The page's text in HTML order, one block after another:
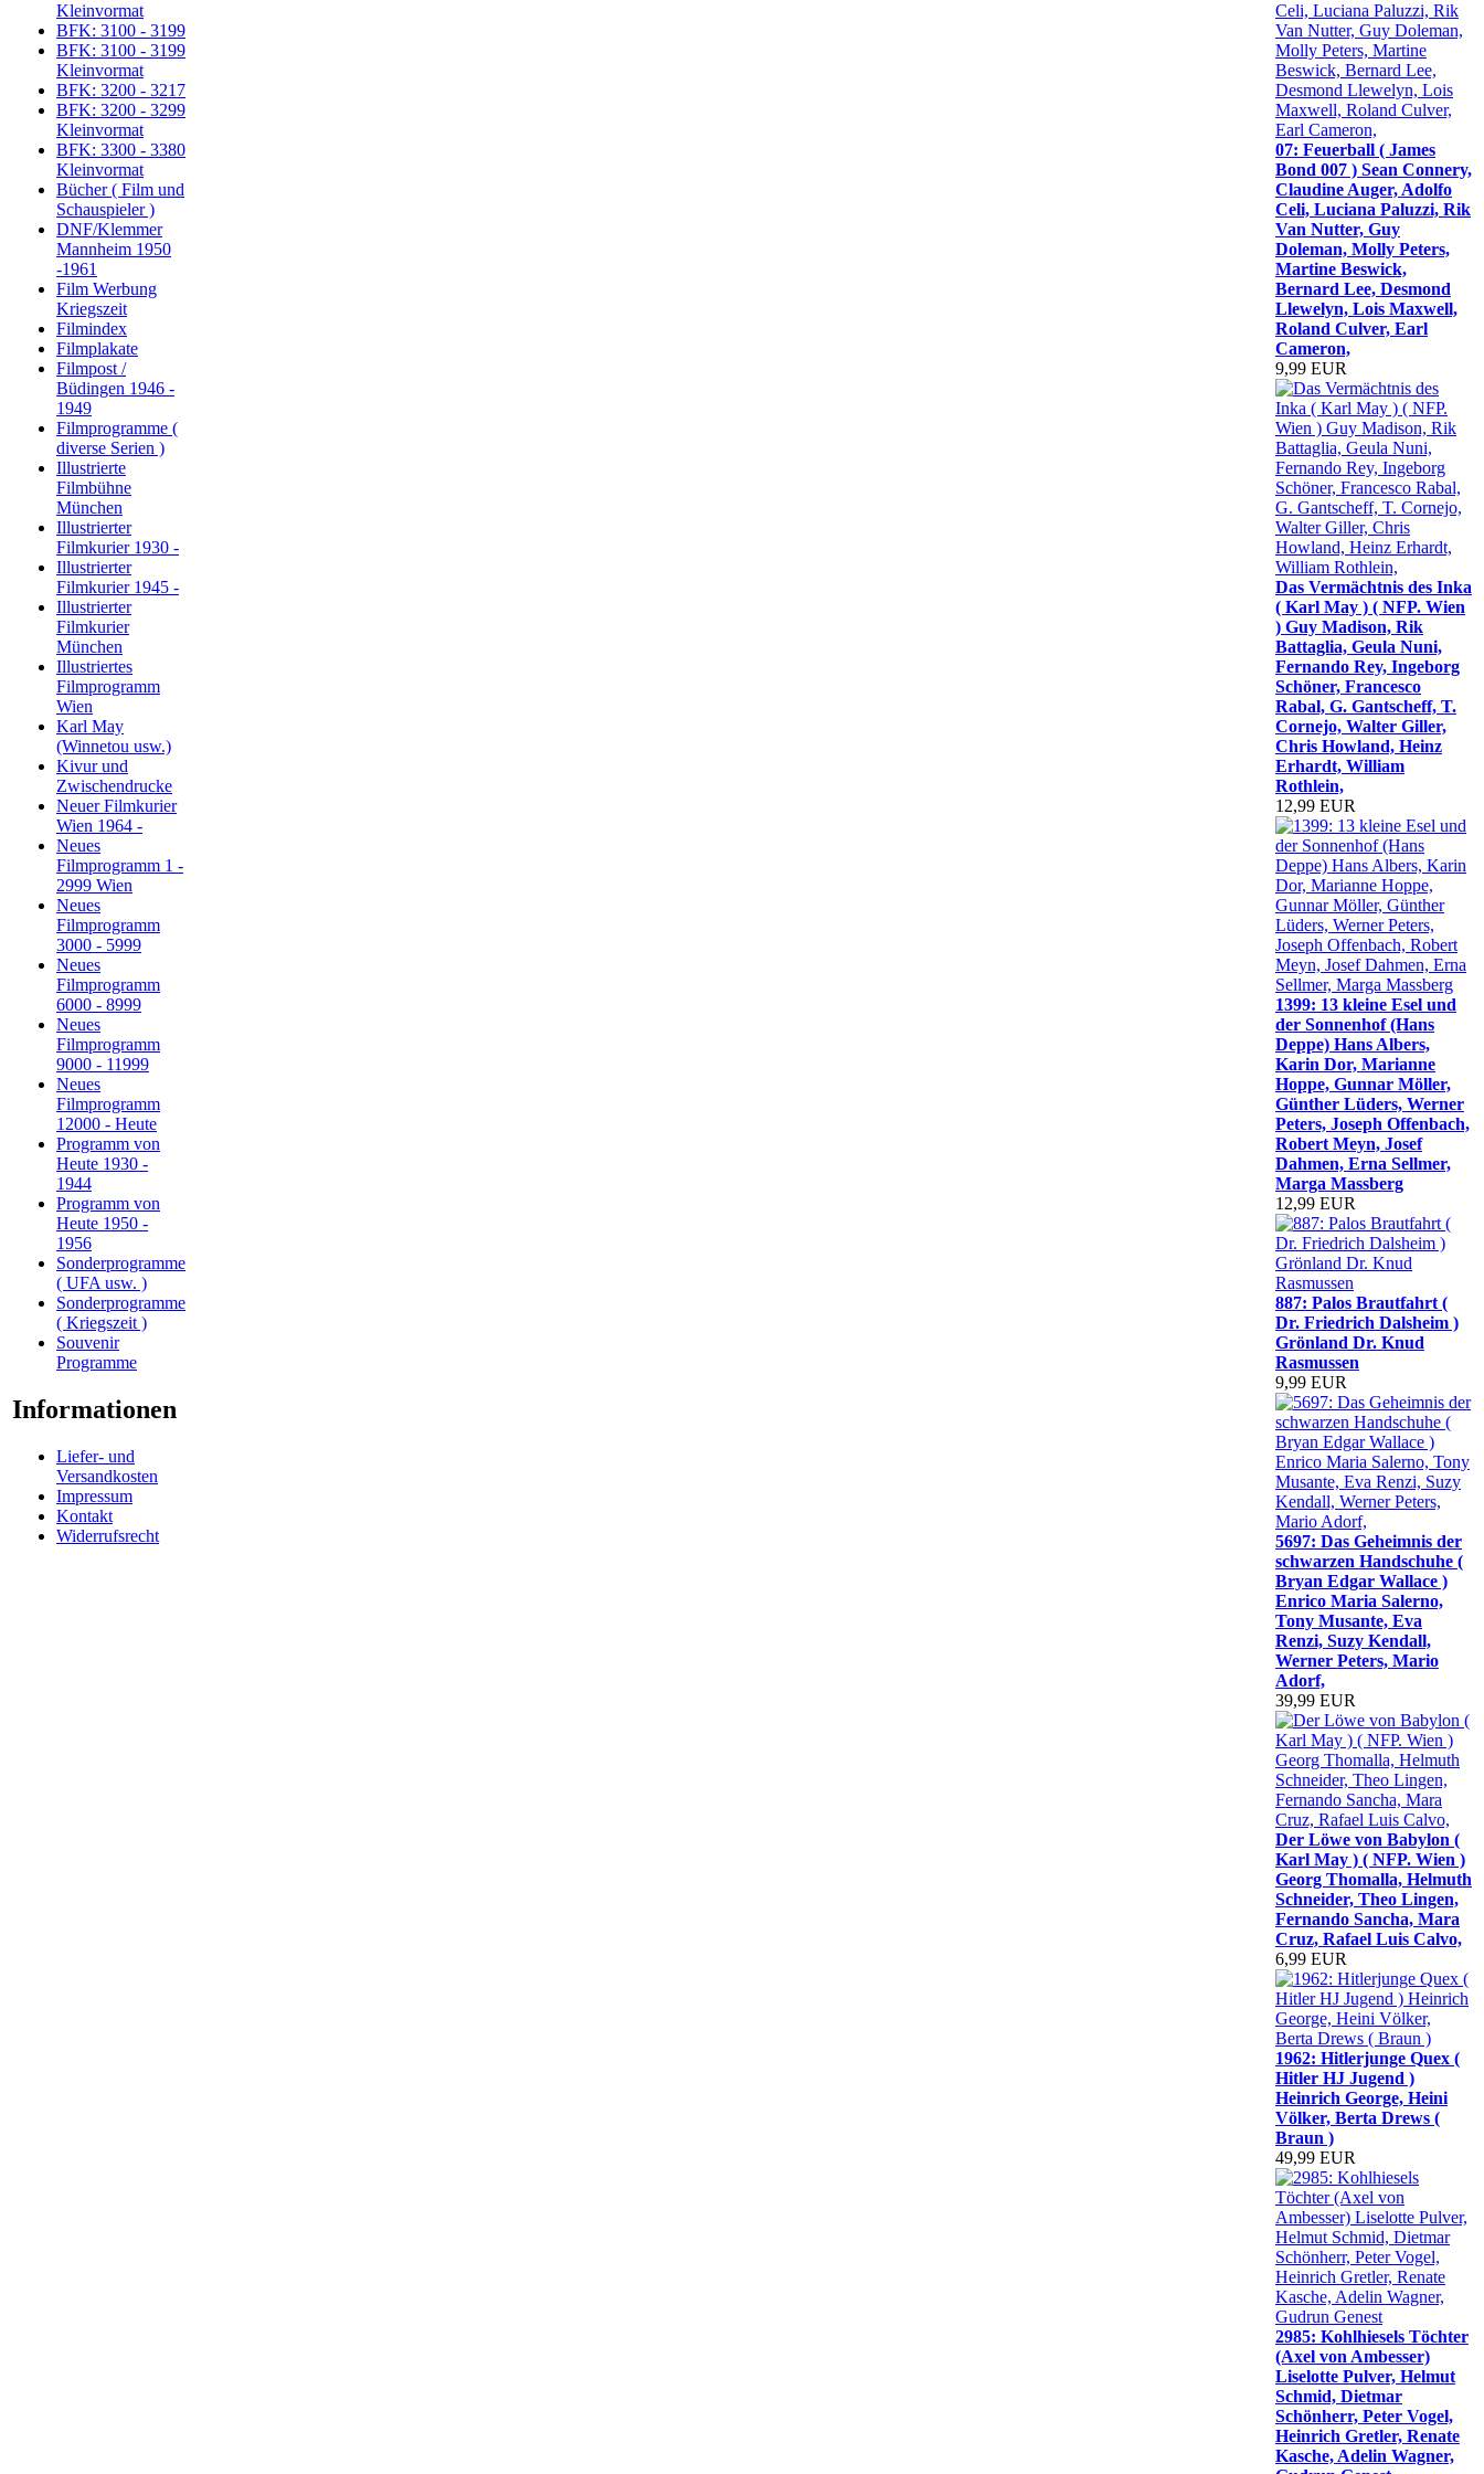
Kleinvormat
BFK: 3100 - 3199
BFK: 3100 - 3199
Kleinvormat
BFK: 3200 - 3217
BFK: 3200 - 3299
Kleinvormat
BFK: 3300 - 3380
Kleinvormat
Bücher ( Film und
Schauspieler )
DNF/Klemmer
Mannheim 1950
-1961
Film Werbung
Kriegszeit
Filmindex
Filmplakate
Filmpost /
Büdingen 1946 -
1949
Filmprogramme (
diverse Serien )
Illustrierte
Filmbühne
München
Illustrierter
Filmkurier 1930 -
Illustrierter
Filmkurier 1945 -
Illustrierter
Filmkurier
München
Illustriertes
Filmprogramm
Wien
Karl May
(Winnetou usw.)
Kivur und
Zwischendrucke
Neuer Filmkurier
Wien 1964 -
Neues
Filmprogramm 1 -
2999 Wien
Neues
Filmprogramm
3000 - 5999
Neues
Filmprogramm
6000 - 8999
Neues
Filmprogramm
9000 - 11999
Neues
Filmprogramm
12000 - Heute
Programm von
Heute 1930 -
1944
Programm von
Heute 1950 -
1956
Sonderprogramme
( UFA usw. )
Sonderprogramme
( Kriegszeit )
Souvenir
Programme
Informationen
Liefer- und
Versandkosten
Impressum
Kontakt
Widerrufsrecht
07: Feuerball ( James
Bond 007 ) Sean Connery,
Claudine Auger, Adolfo
Celi, Luciana Paluzzi, Rik
Van Nutter, Guy
Doleman, Molly Peters,
Martine Beswick,
Bernard Lee, Desmond
Llewelyn, Lois Maxwell,
Roland Culver, Earl
Cameron,
9,99 EUR
Das Vermächtnis des Inka
( Karl May ) ( NFP. Wien
) Guy Madison, Rik
Battaglia, Geula Nuni,
Fernando Rey, Ingeborg
Schöner, Francesco
Rabal, G. Gantscheff, T.
Cornejo, Walter Giller,
Chris Howland, Heinz
Erhardt, William
Rothlein,
12,99 EUR
1399: 13 kleine Esel und
der Sonnenhof (Hans
Deppe) Hans Albers,
Karin Dor, Marianne
Hoppe, Gunnar Möller,
Günther Lüders, Werner
Peters, Joseph Offenbach,
Robert Meyn, Josef
Dahmen, Erna Sellmer,
Marga Massberg
12,99 EUR
887: Palos Brautfahrt (
Dr. Friedrich Dalsheim )
Grönland Dr. Knud
Rasmussen
9,99 EUR
5697: Das Geheimnis der
schwarzen Handschuhe (
Bryan Edgar Wallace )
Enrico Maria Salerno,
Tony Musante, Eva
Renzi, Suzy Kendall,
Werner Peters, Mario
Adorf,
39,99 EUR
Der Löwe von Babylon (
Karl May ) ( NFP. Wien )
Georg Thomalla, Helmuth
Schneider, Theo Lingen,
Fernando Sancha, Mara
Cruz, Rafael Luis Calvo,
6,99 EUR
1962: Hitlerjunge Quex (
Hitler HJ Jugend )
Heinrich George, Heini
Völker, Berta Drews (
Braun )
49,99 EUR
2985: Kohlhiesels Töchter
(Axel von Ambesser)
Liselotte Pulver, Helmut
Schmid, Dietmar
Schönherr, Peter Vogel,
Heinrich Gretler, Renate
Kasche, Adelin Wagner,